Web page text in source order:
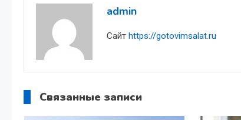
записям
admin
Сайт https://gotovimsalat.ru
Связанные записи